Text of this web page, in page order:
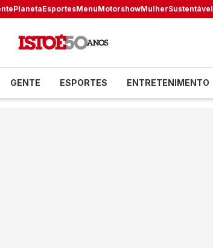
PlanetaEsportesMenuMotorshowMulherSustentável
GENTE ESPORTES ENTRETENIMENTO